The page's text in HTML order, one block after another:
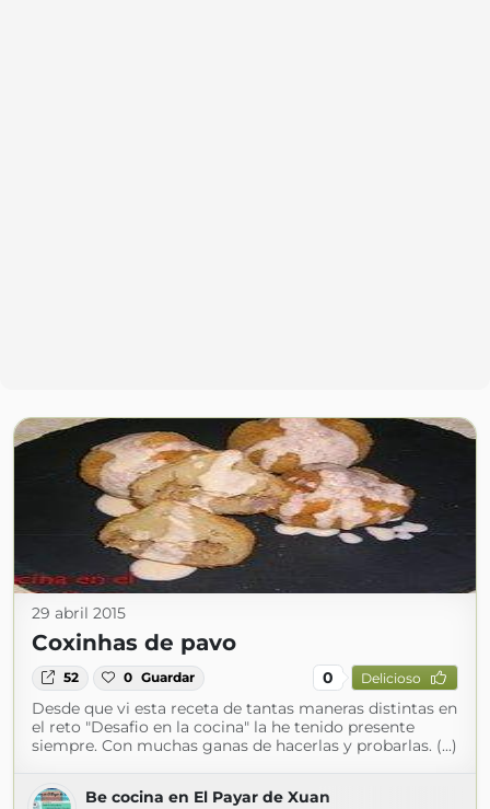
29 abril 2015
Coxinhas de pavo
52 0 Guardar 0 Delicioso
Desde que vi esta receta de tantas maneras distintas en
el reto "Desafio en la cocina" la he tenido presente
siempre. Con muchas ganas de hacerlas y probarlas. (...)
Be cocina en El Payar de Xuan